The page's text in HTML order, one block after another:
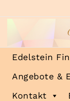
Inhalt
Lass dich
Edelstein
Angebote &
Kontakt